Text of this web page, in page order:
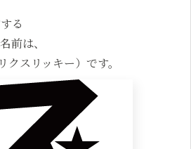
る
前は、
リクスリッキー）です。